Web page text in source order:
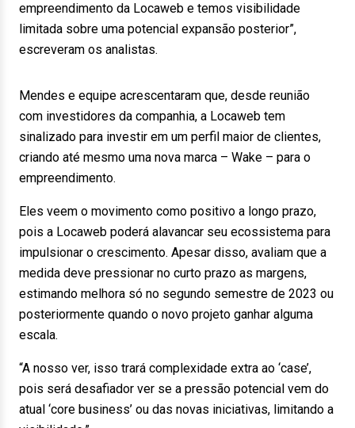
empreendimento da Locaweb e temos visibilidade
limitada sobre uma potencial expansão posterior”,
escreveram os analistas.
Mendes e equipe acrescentaram que, desde reunião
com investidores da companhia, a Locaweb tem
sinalizado para investir em um perfil maior de clientes,
criando até mesmo uma nova marca – Wake – para o
empreendimento.
Eles veem o movimento como positivo a longo prazo,
pois a Locaweb poderá alavancar seu ecossistema para
impulsionar o crescimento. Apesar disso, avaliam que a
medida deve pressionar no curto prazo as margens,
estimando melhora só no segundo semestre de 2023 ou
posteriormente quando o novo projeto ganhar alguma
escala.
“A nosso ver, isso trará complexidade extra ao ‘case’,
pois será desafiador ver se a pressão potencial vem do
atual ‘core business’ ou das novas iniciativas, limitando a